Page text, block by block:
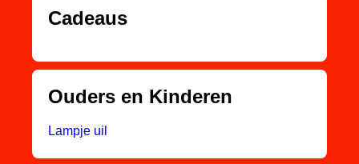
Cadeaus
Ouders en Kinderen
Lampje uil